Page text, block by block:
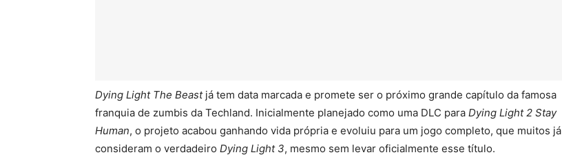
Dying Light The Beastjá tem data marcada e promete ser o próximo grande capítulo da famosa
franquia de zumbis da Techland. Inicialmente planejado como uma DLC para Dying Light 2 Stay
Human, o projeto acabou ganhando vida própria e evoluiu para um jogo completo, que muitos já
consideram o verdadeiro Dying Light 3, mesmo sem levar oficialmente esse título.